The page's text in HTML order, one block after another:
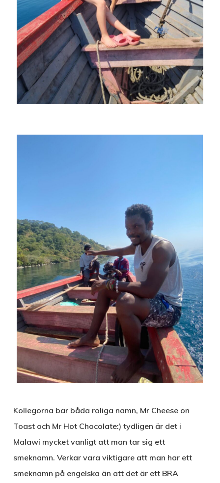
Kollegorna bar båda roliga namn, Mr Cheese on
Toast och Mr Hot Chocolate:) tydligen är det i
Malawi mycket vanligt att man tar sig ett
smeknamn. Verkar vara viktigare att man har ett
smeknamn på engelska än att det är ett BRA